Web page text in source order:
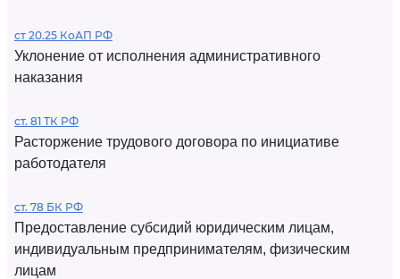
ст 20.25 КоАП РФ
Уклонение от исполнения административного
наказания
ст. 81 ТК РФ
Расторжение трудового договора по инициативе
работодателя
ст. 78 БК РФ
Предоставление субсидий юридическим лицам,
индивидуальным предпринимателям, физическим
лицам